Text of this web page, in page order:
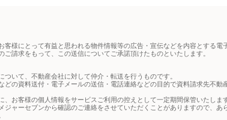
様にとって有益と思われる物件情報等の広告・宣伝などを内容とする電
請求をもって、この送信についてご承諾頂けたものといたします。
いて、不動産会社に対して仲介・転送を行うものです。
の資料送付・電子メールの送信・電話連絡などの目的で資料請求先不
お客様の個人情報をサービスご利用の控えとして一定期間保管いたし
ャーセブンから確認のご連絡をさせていただくことがありますので、あ